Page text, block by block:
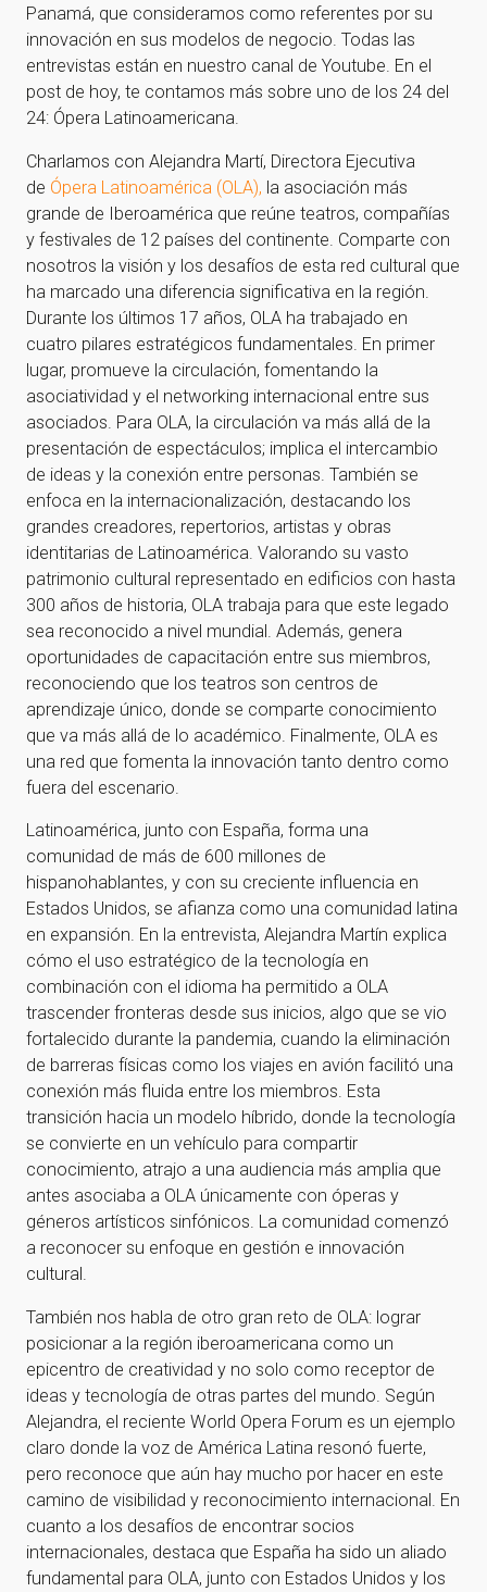
Panamá, que consideramos como referentes por su
innovación en sus modelos de negocio. Todas las
entrevistas están en nuestro canal de Youtube. En el
post de hoy, te contamos más sobre uno de los 24 del
24: Ópera Latinoamericana.
Charlamos con Alejandra Martí, Directora Ejecutiva
de Ópera Latinoamérica (OLA), la asociación más
grande de Iberoamérica que reúne teatros, compañías
y festivales de 12 países del continente. Comparte con
nosotros la visión y los desafíos de esta red cultural que
ha marcado una diferencia significativa en la región.
Durante los últimos 17 años, OLA ha trabajado en
cuatro pilares estratégicos fundamentales. En primer
lugar, promueve la circulación, fomentando la
asociatividad y el networking internacional entre sus
asociados. Para OLA, la circulación va más allá de la
presentación de espectáculos; implica el intercambio
de ideas y la conexión entre personas. También se
enfoca en la internacionalización, destacando los
grandes creadores, repertorios, artistas y obras
identitarias de Latinoamérica. Valorando su vasto
patrimonio cultural representado en edificios con hasta
300 años de historia, OLA trabaja para que este legado
sea reconocido a nivel mundial. Además, genera
oportunidades de capacitación entre sus miembros,
reconociendo que los teatros son centros de
aprendizaje único, donde se comparte conocimiento
que va más allá de lo académico. Finalmente, OLA es
una red que fomenta la innovación tanto dentro como
fuera del escenario.
Latinoamérica, junto con España, forma una
comunidad de más de 600 millones de
hispanohablantes, y con su creciente influencia en
Estados Unidos, se afianza como una comunidad latina
en expansión. En la entrevista, Alejandra Martín explica
cómo el uso estratégico de la tecnología en
combinación con el idioma ha permitido a OLA
trascender fronteras desde sus inicios, algo que se vio
fortalecido durante la pandemia, cuando la eliminación
de barreras físicas como los viajes en avión facilitó una
conexión más fluida entre los miembros. Esta
transición hacia un modelo híbrido, donde la tecnología
se convierte en un vehículo para compartir
conocimiento, atrajo a una audiencia más amplia que
antes asociaba a OLA únicamente con óperas y
géneros artísticos sinfónicos. La comunidad comenzó
a reconocer su enfoque en gestión e innovación
cultural.
También nos habla de otro gran reto de OLA: lograr
posicionar a la región iberoamericana como un
epicentro de creatividad y no solo como receptor de
ideas y tecnología de otras partes del mundo. Según
Alejandra, el reciente World Opera Forum es un ejemplo
claro donde la voz de América Latina resonó fuerte,
pero reconoce que aún hay mucho por hacer en este
camino de visibilidad y reconocimiento internacional. En
cuanto a los desafíos de encontrar socios
internacionales, destaca que España ha sido un aliado
fundamental para OLA, junto con Estados Unidos y los